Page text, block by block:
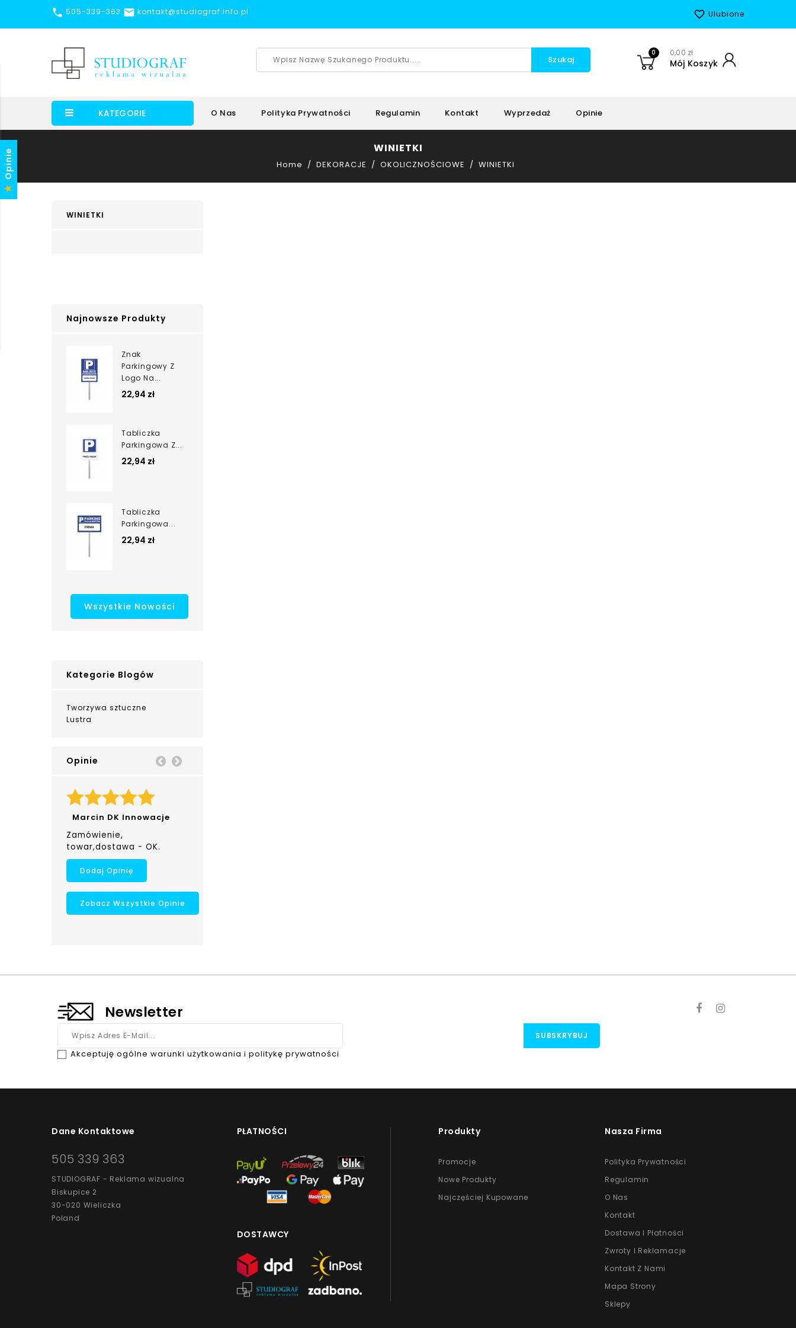
 505-339-363  kontakt@studiograf.info.pl favorite_border Ulubione
Szukaj
0 0,00 zł
Mój Koszyk
KATEGORIE O Nas Polityka Prywatności Regulamin Kontakt Wyprzedaż Opinie
WINIETKI
Home DEKORACJE OKOLICZNOŚCIOWE WINIETKI
WINIETKI
Najnowsze Produkty
Znak
Parkingowy Z
Logo Na...
22,94 zł
Tabliczka
Parkingowa Z...
22,94 zł
Tabliczka
Parkingowa...
22,94 zł
Wszystkie Nowości
Kategorie Blogów
Tworzywa sztuczne
Lustra
Opinie
Marcin DK Innowacje
Zamówienie,
towar,dostawa - OK.
Prev
Dodaj Opinię
Zobacz Wszystkie Opinie
Newsletter
Akceptuję ogólne warunki użytkowania i politykę prywatności
Dane Kontaktowe
505 339 363
STUDIOGRAF - Reklama wizualna
Biskupice 2
30-020 Wieliczka
Poland
PŁATNOŚCI
DOSTAWCY
Produkty
Promocje
Nowe Produkty
Najczęściej Kupowane
Nasza Firma
Polityka Prywatności
Regulamin
O Nas
Kontakt
Dostawa I Płatności
Zwroty I Reklamacje
Kontakt Z Nami
Mapa Strony
Sklepy
Opinie